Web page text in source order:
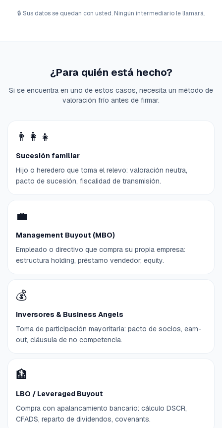
🔒 Sus datos se quedan con usted. Ningún intermediario le llamará.
¿Para quién está hecho?
Si se encuentra en uno de estos casos, necesita un método de
valoración frío antes de firmar.
👨‍👩‍👧
Sucesión familiar
Hijo o heredero que toma el relevo: valoración neutra,
pacto de sucesión, fiscalidad de transmisión.
💼
Management Buyout (MBO)
Empleado o directivo que compra su propia empresa:
estructura holding, préstamo vendedor, equity.
💰
Inversores & Business Angels
Toma de participación mayoritaria: pacto de socios, earn-
out, cláusula de no competencia.
🏦
LBO / Leveraged Buyout
Compra con apalancamiento bancario: cálculo DSCR,
CFADS, reparto de dividendos, covenants.